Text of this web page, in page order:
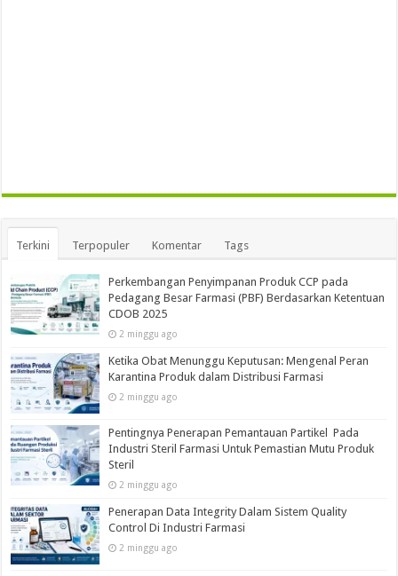
Terkini Terpopuler Komentar Tags
Perkembangan Penyimpanan Produk CCP pada
Pedagang Besar Farmasi (PBF) Berdasarkan Ketentuan
CDOB 2025
2 minggu ago
Ketika Obat Menunggu Keputusan: Mengenal Peran
Karantina Produk dalam Distribusi Farmasi
2 minggu ago
Pentingnya Penerapan Pemantauan Partikel Pada
Industri Steril Farmasi Untuk Pemastian Mutu Produk
Steril
2 minggu ago
Penerapan Data Integrity Dalam Sistem Quality
Control Di Industri Farmasi
2 minggu ago